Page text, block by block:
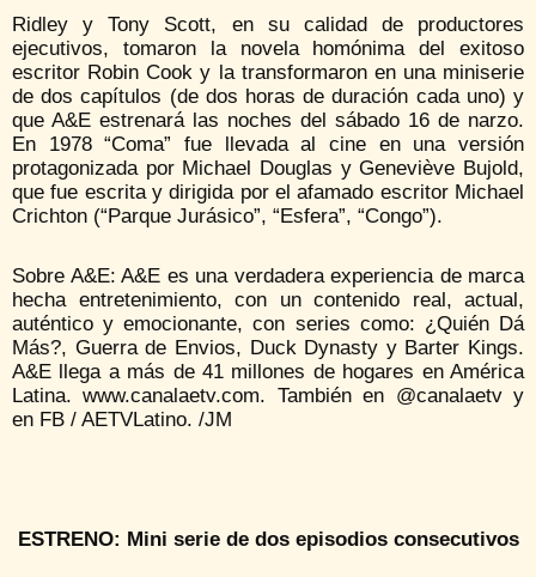
Ridley y Tony Scott, en su calidad de productores
ejecutivos, tomaron la novela homónima del exitoso
escritor Robin Cook y la transformaron en una miniserie
de dos capítulos (de dos horas de duración cada uno) y
que A&E estrenará las noches del sábado 16 de narzo.
En 1978 “Coma” fue llevada al cine en una versión
protagonizada por Michael Douglas y Geneviève Bujold,
que fue escrita y dirigida por el afamado escritor Michael
Crichton (“Parque Jurásico”, “Esfera”, “Congo”).
Sobre A&E: A&E es una verdadera experiencia de marca
hecha entretenimiento, con un contenido real, actual,
auténtico y emocionante, con series como: ¿Quién Dá
Más?, Guerra de Envios, Duck Dynasty y Barter Kings.
A&E llega a más de 41 millones de hogares en América
Latina. www.canalaetv.com. También en @canalaetv y
en FB / AETVLatino. /JM
ESTRENO: Mini serie de dos episodios consecutivos